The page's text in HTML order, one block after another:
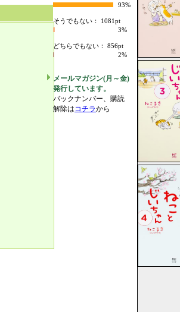
93%
そうでもない： 1081pt
3%
どちらでもない： 856pt
2%
メールマガジン(月～金)
発行しています。
バックナンバー、購読
解除はコチラから